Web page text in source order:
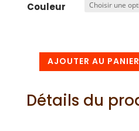
Couleur
quantité
Porte-
AJOUTER AU PANIER
Détails du